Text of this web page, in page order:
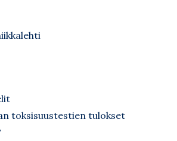
toksisuustestien tulokset